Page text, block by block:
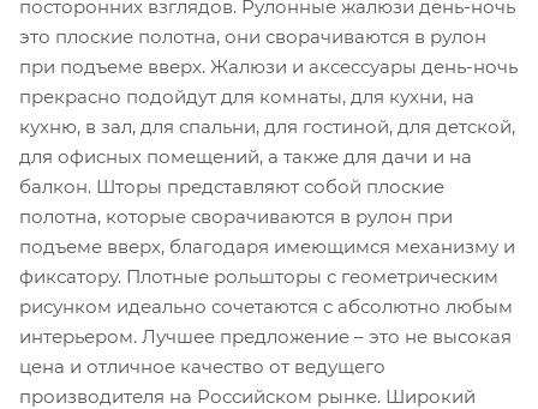
посторонних взглядов. Рулонные жалюзи день-ночь
это плоские полотна, они сворачиваются в рулон
при подъеме вверх. Жалюзи и аксессуары день-ночь
прекрасно подойдут для комнаты, для кухни, на
кухню, в зал, для спальни, для гостиной, для детской,
для офисных помещений, а также для дачи и на
балкон. Шторы представляют собой плоские
полотна, которые сворачиваются в рулон при
подъеме вверх, благодаря имеющимся механизму и
фиксатору. Плотные рольшторы с геометрическим
рисунком идеально сочетаются с абсолютно любым
интерьером. Лучшее предложение – это не высокая
цена и отличное качество от ведущего
производителя на Российском рынке. Широкий